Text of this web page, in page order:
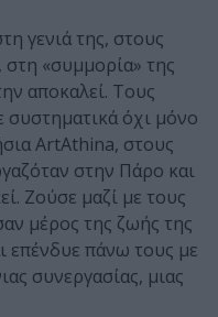
γενιά της, στους
στη «συμμορία» της
αποκαλεί. Τους
όχι μόνο
ArtAthina, στους
στην Πάρο και
Ζούσε μαζί με τους
μέρος της ζωής της
επένδυε πάνω τους με
συνεργασίας, μιας